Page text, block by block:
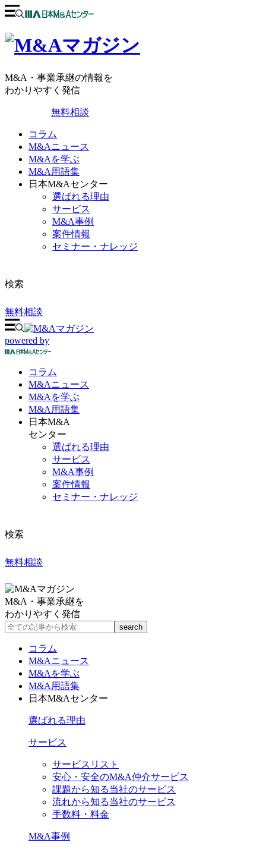
M&A・事業承継の情報を
わかりやすく発信
無料相談
コラム
M&Aニュース
M&Aを学ぶ
M&A用語集
日本M&Aセンター
選ばれる理由
サービス
M&A事例
案件情報
セミナー・ナレッジ
検索
無料相談
powered by
コラム
M&Aニュース
M&Aを学ぶ
M&A 用語集
日本M&A
センター
選ばれる理由
サービス
M&A事例
案件情報
セミナー・ナレッジ
検索
無料相談
M&A・事業承継を
わかりやすく発信
コラム
M&Aニュース
M&Aを学ぶ
M&A用語集
日本M&Aセンター
選ばれる理由
サービス
サービスリスト
安心・安全のM&A仲介サービス
課題から知る当社のサービス
流れから知る当社のサービス
手数料・料金
M&A事例